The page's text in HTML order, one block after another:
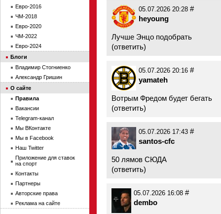
05.07.2026 20:28 #
heyoung
Лучше Энцо подобрать
(ответить)
05.07.2026 20:16 #
yamateh
Вотрым Фредом будет бегать
(ответить)
05.07.2026 17:43 #
santos-cfc
50 лямов СЮДА
(ответить)
05.07.2026 16:08 #
dembo
Евро-2016
ЧМ-2018
Евро-2020
ЧМ-2022
Евро-2024
Блоги
Владимир Стогниенко
Александр Гришин
О сайте
Правила
Вакансии
Telegram-канал
Мы ВКонтакте
Мы в Facebook
Наш Twitter
Приложение для ставок
на спорт
Контакты
Партнеры
Авторские права
Реклама на сайте